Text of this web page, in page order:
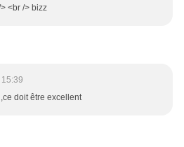
<br /> bizz
doit être excellent